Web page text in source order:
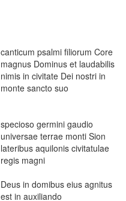
canticum psalmi filiorum Core
magnus Dominus et laudabilis
nimis in civitate Dei nostri in
monte sancto suo
specioso germini gaudio
universae terrae monti Sion
lateribus aquilonis civitatulae
regis magni
Deus in domibus eius agnitus
est in auxiliando